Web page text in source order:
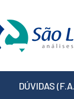
DÚVIDAS